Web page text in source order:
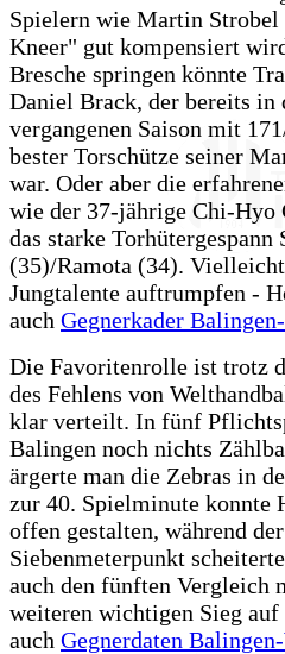
Spielern wie Martin Strobel
Kneer" gut kompensiert
Bresche springen könnte
Daniel Brack, der bereits in
vergangenen Saison mit
bester Torschütze seiner
war. Oder aber die
wie der 37-jährige Chi-Hyo
das starke Torhütergespann
(35)/Ramota (34).
Jungtalente auftrumpfen -
auch Gegnerkader
Die Favoritenrolle ist trotz
des Fehlens von
klar verteilt. In fünf
Balingen noch nichts
ärgerte man die Zebras in
zur 40. Spielminute konnte
offen gestalten, während
Siebenmeterpunkt
auch den fünften Vergleich
weiteren wichtigen Sieg
auch Gegnerdaten